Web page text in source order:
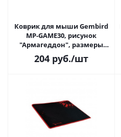
Коврик для мыши Gembird
MP-GAME30, рисунок
"Армагеддон", размеры
250*200*3мм, ткань+резина,
оверлок
204 руб./шт